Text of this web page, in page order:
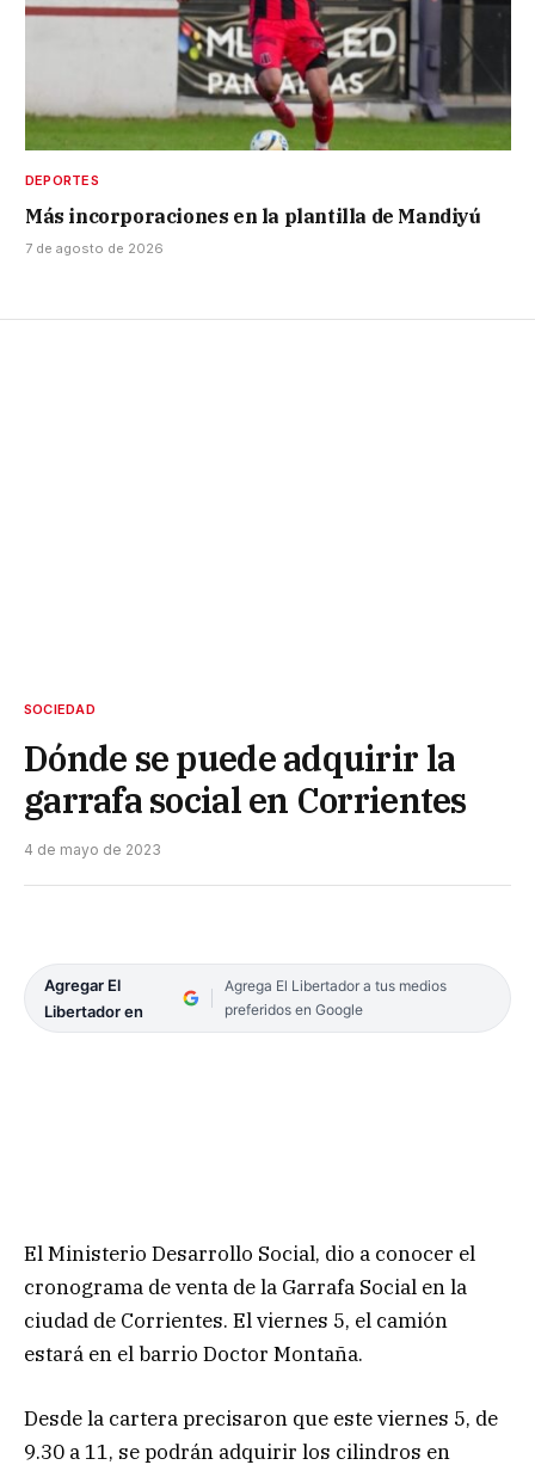
DEPORTES
Más incorporaciones en la plantilla de Mandiyú
7 de agosto de 2026
SOCIEDAD
Dónde se puede adquirir la
garrafa social en Corrientes
4 de mayo de 2023
Agregar El
Libertador en
Agrega El Libertador a tus medios
preferidos en Google
El Ministerio Desarrollo Social, dio a conocer el
cronograma de venta de la Garrafa Social en la
ciudad de Corrientes. El viernes 5, el camión
estará en el barrio Doctor Montaña.
Desde la cartera precisaron que este viernes 5, de
9.30 a 11, se podrán adquirir los cilindros en